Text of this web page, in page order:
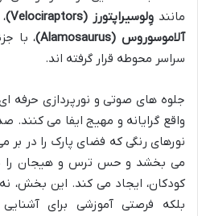
مانندوِلوسیراپتورز (Velociraptors)
آلاموسوروس (Alamosaurus)
، با
سراسر محوطه قرار گرفته اند.
جلوه های صوتی و نورپردازی حرفه
واقع گرایانه و مهیج ایفا می کنند.
نورهای رنگی که فضای پارک را در
می بخشد و حس ترس و هیجان را در
کودکان، ایجاد می کند. این بخش،
بلکه فرصتی آموزشی برای